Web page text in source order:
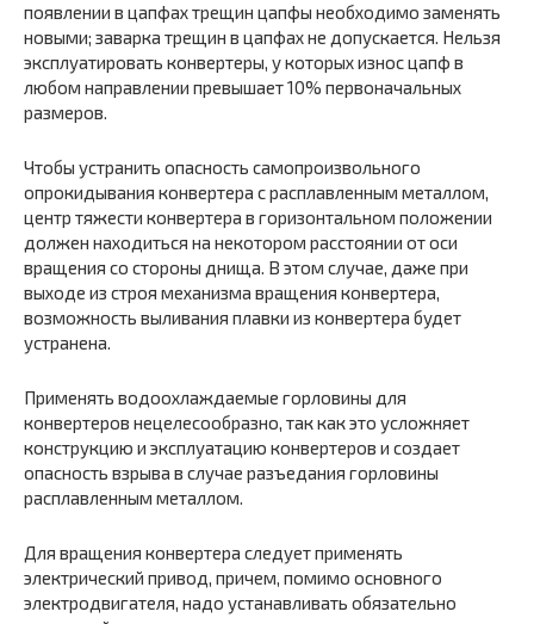
появлении в цапфах трещин цапфы необходимо заменять
новыми; заварка трещин в цапфах не допускается. Нельзя
эксплуатировать конвертеры, у которых износ цапф в
любом направлении превышает 10% первоначальных
размеров.
Чтобы устранить опасность самопроизвольного
опрокидывания конвертера с расплавленным металлом,
центр тяжести конвертера в горизонтальном положении
должен находиться на некотором расстоянии от оси
вращения со стороны днища. В этом случае, даже при
выходе из строя механизма вращения конвертера,
возможность выливания плавки из конвертера будет
устранена.
Применять водоохлаждаемые горловины для
конвертеров нецелесообразно, так как это усложняет
конструкцию и эксплуатацию конвертеров и создает
опасность взрыва в случае разъедания горловины
расплавленным металлом.
Для вращения конвертера следует применять
электрический привод, причем, помимо основного
электродвигателя, надо устанавливать обязательно